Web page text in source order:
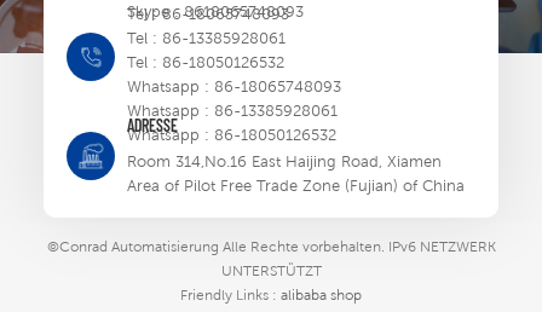
Skype :8618065748093
Tel :86-18065748093
Tel : 86-13385928061
Tel : 86-18050126532
Whatsapp : 86-18065748093
Whatsapp : 86-13385928061
Whatsapp : 86-18050126532
ADRESSE
Room 314,No.16 East Haijing Road, Xiamen
Area of Pilot Free Trade Zone (Fujian) of China
©Conrad Automatisierung Alle Rechte vorbehalten. IPv6 NETZWERK
UNTERSTÜTZT
Friendly Links : alibaba shop